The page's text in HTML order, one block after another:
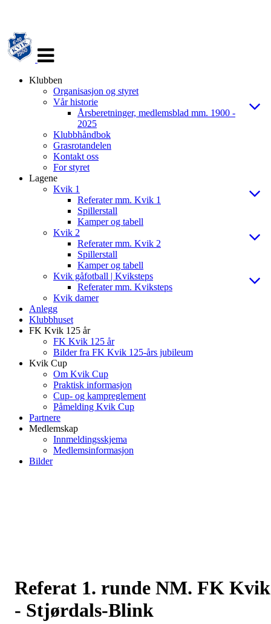
navigasjon
Klubben
Organisasjon og styret
Vår historie
Årsberetninger, medlemsblad mm. 1900 -
2025
Klubbhåndbok
Grasrotandelen
Kontakt oss
For styret
Lagene
Kvik 1
Referater mm. Kvik 1
Spillerstall
Kamper og tabell
Kvik 2
Referater mm. Kvik 2
Spillerstall
Kamper og tabell
Kvik gåfotball | Kviksteps
Referater mm. Kviksteps
Kvik damer
Anlegg
Klubbhuset
FK Kvik 125 år
FK Kvik 125 år
Bilder fra FK Kvik 125-års jubileum
Kvik Cup
Om Kvik Cup
Praktisk informasjon
Cup- og kampreglement
Påmelding Kvik Cup
Partnere
Medlemskap
Innmeldingsskjema
Medlemsinformasjon
Bilder
Referat 1. runde NM. FK Kvik
- Stjørdals-Blink